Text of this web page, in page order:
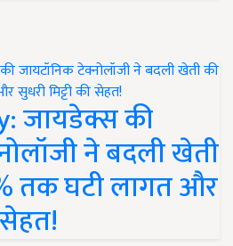
जायडेक्स की
ने बदली खेती
तक घटी लागत और
सेहत!